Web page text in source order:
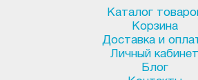
Каталог
Корзина
Доставка и
Личный кабинет
Блог